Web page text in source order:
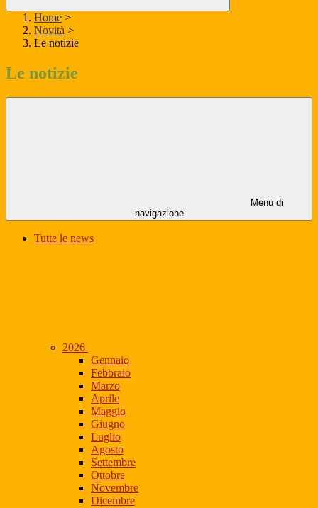
Home >
Novità >
Le notizie
Le notizie
Menu di
navigazione
Tutte le news
2026
Gennaio
Febbraio
Marzo
Aprile
Maggio
Giugno
Luglio
Agosto
Settembre
Ottobre
Novembre
Dicembre